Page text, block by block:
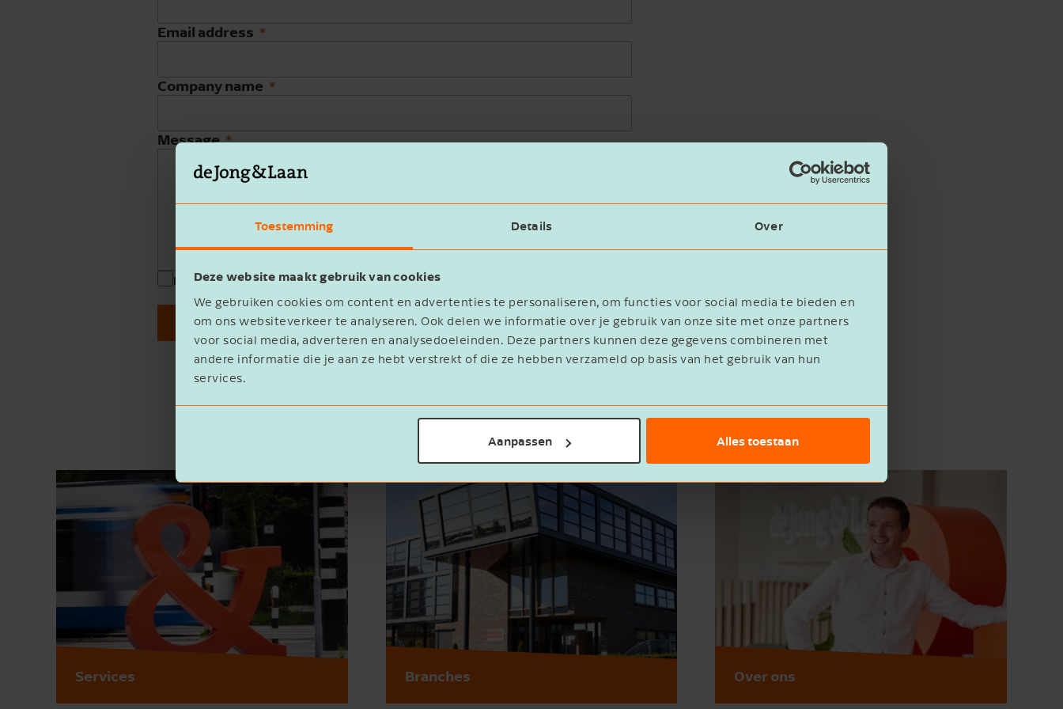
Toestemming Details Over
Deze website maakt gebruik van cookies
We gebruiken cookies om content en advertenties te personaliseren, om functies voor social media te bieden en
om ons websiteverkeer te analyseren. Ook delen we informatie over je gebruik van onze site met onze partners
voor social media, adverteren en analysedoeleinden. Deze partners kunnen deze gegevens combineren met
andere informatie die je aan ze hebt verstrekt of die ze hebben verzameld op basis van het gebruik van hun
services.
Aanpassen Alles toestaan
Email address
Company name
Message
I agree to theprivacy statement
Verzenden
Services Branches Over ons